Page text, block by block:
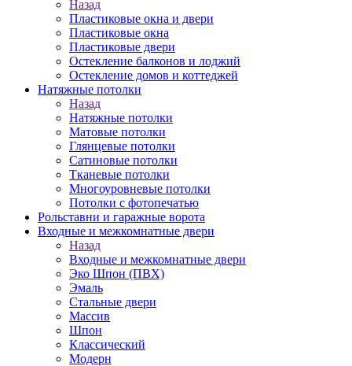
Назад
Пластиковые окна и двери
Пластиковые окна
Пластиковые двери
Остекление балконов и лоджий
Остекление домов и коттеджей
Натяжные потолки
Назад
Натяжные потолки
Матовые потолки
Глянцевые потолки
Сатиновые потолки
Тканевые потолки
Многоуровневые потолки
Потолки с фотопечатью
Рольставни и гаражные ворота
Входные и межкомнатные двери
Назад
Входные и межкомнатные двери
Эко Шпон (ПВХ)
Эмаль
Стальные двери
Массив
Шпон
Классический
Модерн